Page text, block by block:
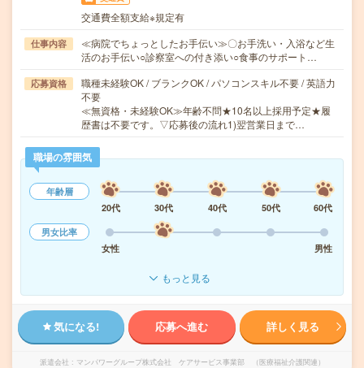
交通費全額支給※規定有
仕事内容
≪病院でちょっとしたお手伝い≫〇お手洗い・入浴など生
活のお手伝い○診察室への付き添い○食事のサポート…
応募資格
職種未経験OK / ブランクOK / パソコンスキル不要 / 英語力
不要
≪無資格・未経験OK≫年齢不問★10名以上採用予定★履
歴書は不要です。▽応募後の流れ1)翌営業日まで…
職場の雰囲気
年齢層
20代
30代 40代 50代
60代
男女比率
女性
男性
もっと見る
気になる! 応募へ進む 詳しく見る
派遣会社 マンパワーグループ株式会社 ケアサービス事業部 （医療福祉介護関連）